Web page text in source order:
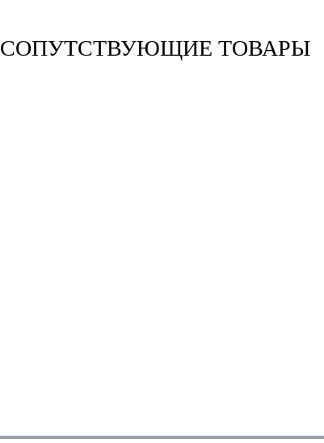
СОПУТСТВУЮЩИЕ ТОВАРЫ